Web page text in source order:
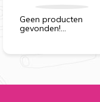
Geen producten
gevonden!...